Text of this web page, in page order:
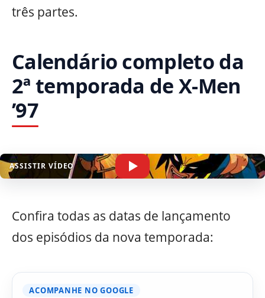
três partes.
Calendário completo da
2ª temporada de X-Men
’97
ASSISTIR VÍDEO
Confira todas as datas de lançamento
dos episódios da nova temporada:
ACOMPANHE NO GOOGLE